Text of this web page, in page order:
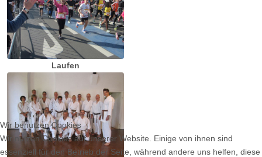
Laufen
Wir benutzen Cookies
Wir nutzen Cookies auf unserer Website. Einige von ihnen sind
essenziell für den Betrieb der Seite, während andere uns helfen, diese